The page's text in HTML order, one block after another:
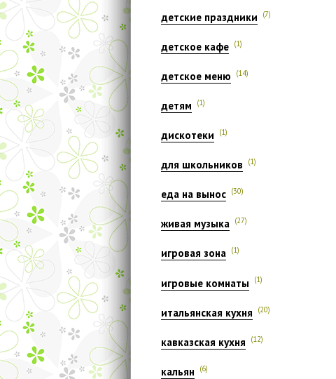
детские праздники (7)
детское кафе (1)
детское меню (14)
детям (1)
дискотеки (1)
для школьников (1)
еда на вынос (30)
живая музыка (27)
игровая зона (1)
игровые комнаты (1)
итальянская кухня (20)
кавказская кухня (12)
кальян (6)